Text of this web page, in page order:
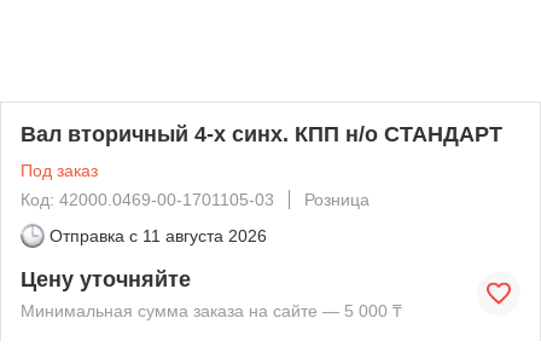
Вал вторичный 4-х синх. КПП н/о СТАНДАРТ
Под заказ
Код: 42000.0469-00-1701105-03
Розница
Отправка с 11 августа 2026
Цену уточняйте
Минимальная сумма заказа на сайте — 5 000 ₸